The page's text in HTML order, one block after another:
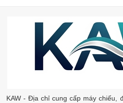
KAW - Địa chỉ cung cấp máy chiếu,